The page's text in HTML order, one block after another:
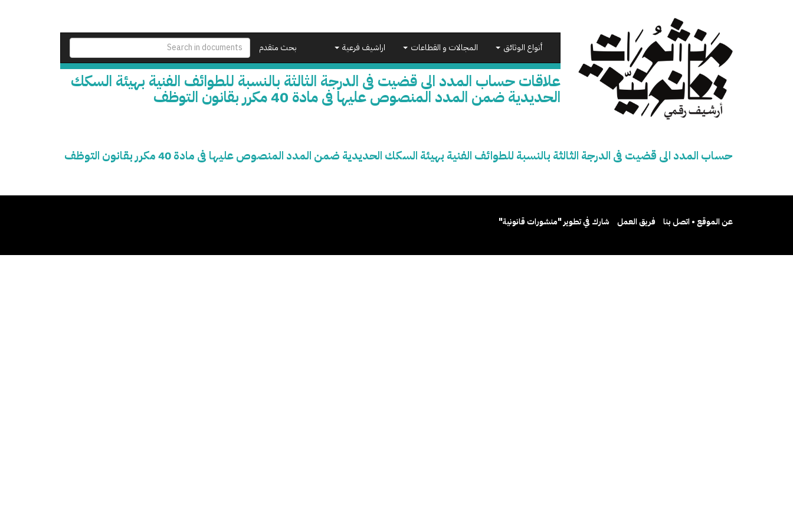
بحث متقدم أنواع الوثائق المجالات و القطاعات اراشيف فرعية
علاقات حساب المدد الى قضيت فى الدرجة الثالثة بالنسبة للطوائف الفنية بهيئة السكك
الحديدية ضمن المدد المنصوص عليها فى مادة 40 مكرر بقانون التوظف
حساب المدد الى قضيت فى الدرجة الثالثة بالنسبة للطوائف الفنية بهيئة السكك الحديدية ضمن المدد المنصوص عليها فى مادة 40 مكرر بقانون التوظف
عن الموقع • اتصل بنا فريق العمل شارك في تطوير "منشورات قانونية"